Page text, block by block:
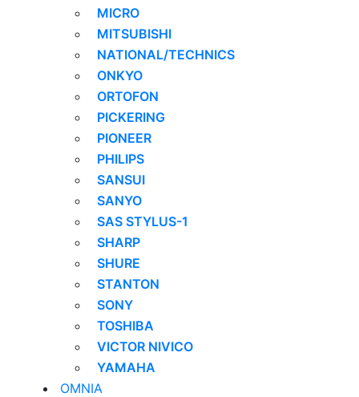
MICRO
MITSUBISHI
NATIONAL/TECHNICS
ONKYO
ORTOFON
PICKERING
PIONEER
PHILIPS
SANSUI
SANYO
SAS STYLUS-1
SHARP
SHURE
STANTON
SONY
TOSHIBA
VICTOR NIVICO
YAMAHA
OMNIA